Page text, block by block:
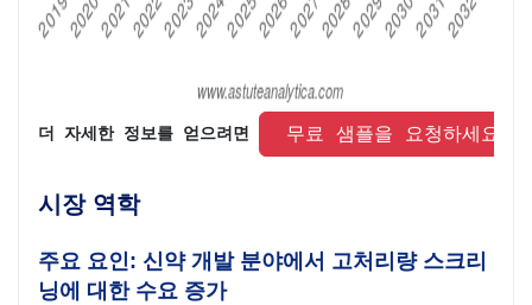
더 자세한 정보를 얻으려면 무료 샘플을 요청하세요
시장 역학
주요 요인: 신약 개발 분야에서 고처리량 스크리
닝에 대한 수요 증가